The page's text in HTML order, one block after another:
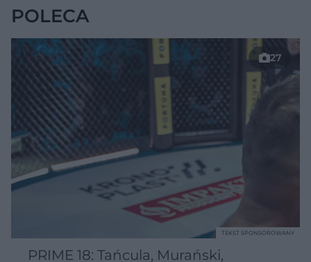
POLECA
27
PRIME 18: Tańcula, Murański,
TEKST SPONSOROWANY